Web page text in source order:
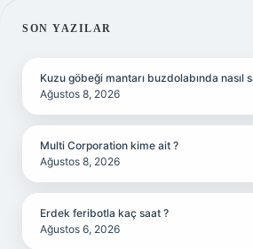
SIDEBAR
SON YAZILAR
Kuzu göbeği mantarı buzdolabında nasıl
Ağustos 8, 2026
Multi Corporation kime ait ?
Ağustos 8, 2026
Erdek feribotla kaç saat ?
Ağustos 6, 2026